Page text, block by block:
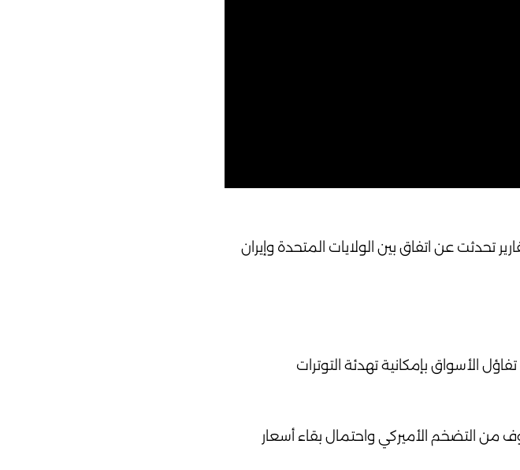
، بعد تقارير تحدثت عن اتفاق بين الولايات المتحدة وإيران
هذا الأسبوع، بينما تراجع الخام الأميركي بأكثر من 9%، وسط تفاؤل الأسواق بإمكانية تهدئة التوترات
4535.90 دولاراً، مع استمرار المخاوف من التضخم الأميركي واحتمال بقاء أسعار